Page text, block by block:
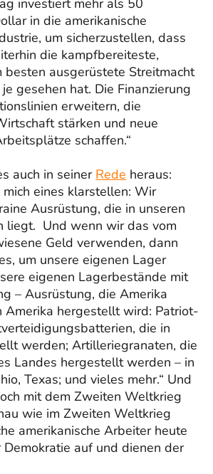
investiert mehr als 50
in die amerikanische
um sicherzustellen, dass
die kampfbereiteste,
besten ausgerüstete Streitmacht
gesehen hat. Die Finanzierung
erweitern, die
stärken und neue
schaffen.“
auch in seiner Rede heraus:
mich eines klarstellen: Wir
Ausrüstung, die in unseren
liegt. Und wenn wir das vom
Geld verwenden, dann
um unsere eigenen Lager
eigenen Lagerbestände mit
– Ausrüstung, die Amerika
Amerika hergestellt wird: Patriot-
die in
werden; Artilleriegranaten, die
Landes hergestellt werden – in
Texas; und vieles mehr.“ Und
mit dem Zweiten Weltkrieg
wie im Zweiten Weltkrieg
amerikanische Arbeiter heute
auf und dienen der